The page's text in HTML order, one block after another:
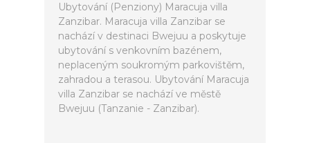
Ubytování (Penziony) Maracuja villa
Zanzibar. Maracuja villa Zanzibar se
nachází v destinaci Bwejuu a poskytuje
ubytování s venkovním bazénem,
neplaceným soukromým parkovištěm,
zahradou a terasou. Ubytování Maracuja
villa Zanzibar se nachází ve městě
Bwejuu (Tanzanie - Zanzibar).